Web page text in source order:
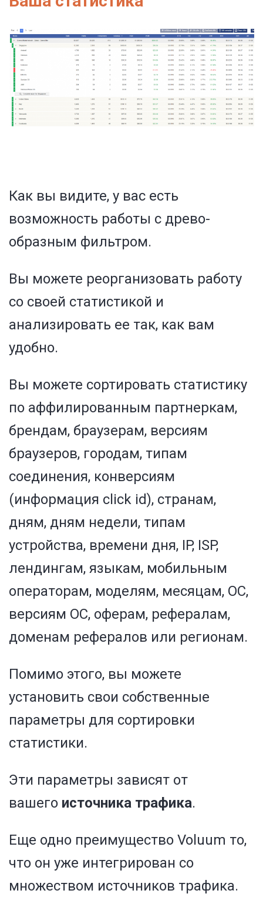
Как вы видите, у вас есть
возможность работы с древо-
образным фильтром.
Вы можете реорганизовать работу
со своей статистикой и
анализировать ее так, как вам
удобно.
Вы можете сортировать статистику
по аффилированным партнеркам,
брендам, браузерам, версиям
браузеров, городам, типам
соединения, конверсиям
(информация click id), странам,
дням, дням недели, типам
устройства, времени дня, IP, ISP,
лендингам, языкам, мобильным
операторам, моделям, месяцам, ОС,
версиям ОС, оферам, рефералам,
доменам рефералов или регионам.
Помимо этого, вы можете
установить свои собственные
параметры для сортировки
статистики.
Эти параметры зависят от
вашего источника трафика.
Еще одно преимущество Voluum то,
что он уже интегрирован со
множеством источников трафика.